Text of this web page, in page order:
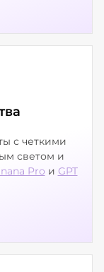
с четкими
светом и
Pro и GPT